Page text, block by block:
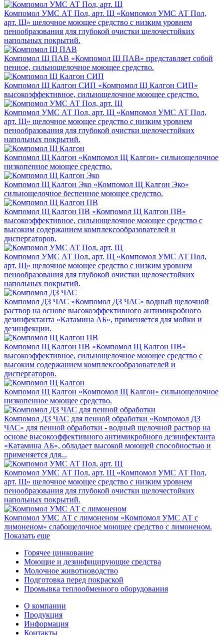
Компомол УМС АТ Пол, арт. Щ «Компомол УМС АТ Пол,
арт. Щ» щелочное моющее средство с низким уровнем
пенообразования для глубокой очистки щелочестойких
напольных покрытий.
Компомол Щ ПАВ «Компомол Щ ПАВ» представляет собой
пенное, сильнощелочное моющее средство.
Компомол Щ Калгон СИП «Компомол Щ Калгон СИП»
высокоэффективное, сильнощелочное моющее средство.
Компомол УМС АТ Пол, арт. Щ «Компомол УМС АТ Пол,
арт. Щ» щелочное моющее средство с низким уровнем
пенообразования для глубокой очистки щелочестойких
напольных покрытий.
Компомол Щ Калгон «Компомол Щ Калгон» сильнощелочное
низкопенное моющее средство.
Компомол Щ Калгон Эко «Компомол Щ Калгон Эко»
сильнощелочное беспенное моющее средство.
Компомол Щ Калгон ПВ «Компомол Щ Калгон ПВ»
высокоэффективное, сильнощелочное моющее средство с
высоким содержанием комплексообразователей и
диспергаторов.
Компомол УМС АТ Пол, арт. Щ «Компомол УМС АТ Пол,
арт. Щ» щелочное моющее средство с низким уровнем
пенообразования для глубокой очистки щелочестойких
напольных покрытий.
Компомол ДЗ ЧАС «Компомол ДЗ ЧАС» водный щелочной
раствор на основе высокоэффективного антимикробного
дезинфектанта «Катамина АБ», применяется для мойки и
дезинфекции.
Компомол Щ Калгон ПВ «Компомол Щ Калгон ПВ»
высокоэффективное, сильнощелочное моющее средство с
высоким содержанием комплексообразователей и
диспергаторов.
Компомол Щ Калгон «Компомол Щ Калгон» сильнощелочное
низкопенное моющее средство.
Компомол ДЗ ЧАС для пенной обработки «Компомол ДЗ
ЧАС» для пенной обработки - водный щелочной раствор на
основе высокоэффективного антимикробного дезинфектанта
«Катамина АБ», обладает высокой моющей способностью и
применяется для...
Компомол УМС АТ Пол, арт. Щ «Компомол УМС АТ Пол,
арт. Щ» щелочное моющее средство с низким уровнем
пенообразования для глубокой очистки щелочестойких
напольных покрытий.
Компомол УМС АТ с лимоненом «Компомол УМС АТ с
лимоненом» слабощелочное моющее средство с лимоненом.
Показать еще
Горячее цинкование
Моющие и дезинфицирующие средства
Молочное животноводство
Подготовка перед покраской
Промывка теплообменного оборудования
О компании
Продукция
Информация
Контакты